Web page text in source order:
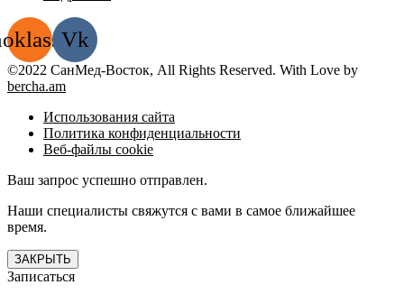
Vk
©2022 СанМед-Восток, All Rights Reserved. With Love by
bercha.am
Использования сайта
Политика конфиденциальности
Веб-файлы cookie
Ваш запрос успешно отправлен.
Наши специалисты свяжутся с вами в самое ближайшее
время.
ЗАКРЫТЬ
Записаться